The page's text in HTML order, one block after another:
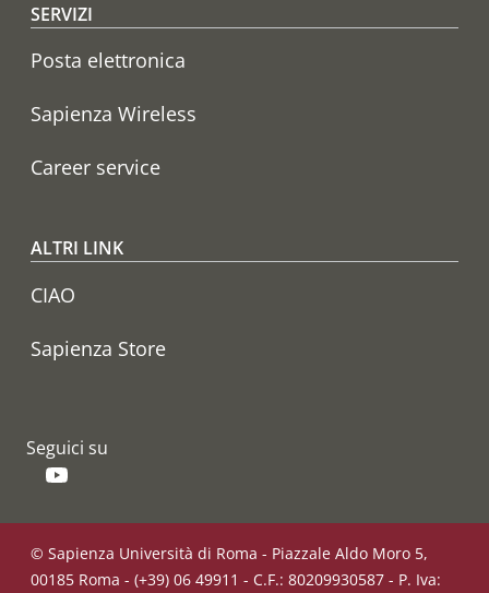
SERVIZI
Posta elettronica
Sapienza Wireless
Career service
ALTRI LINK
CIAO
Sapienza Store
Seguici su
© Sapienza Università di Roma - Piazzale Aldo Moro 5,
00185 Roma - (+39) 06 49911 - C.F.: 80209930587 - P. Iva: